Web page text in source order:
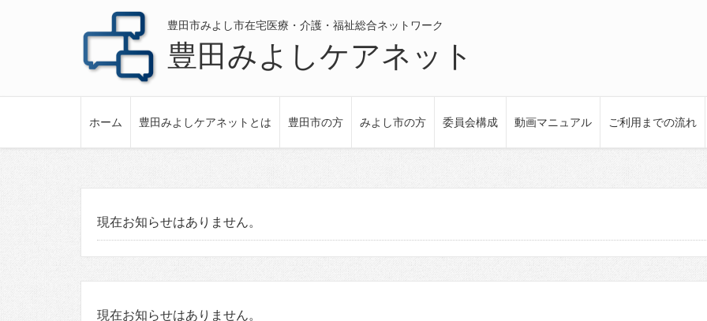
豊田市みよし市在宅医療・介護・福祉総合ネットワーク
豊田みよしケアネット
ホーム 豊田みよしケアネットとは 豊田市の方 みよし市の方 委員会構成 動画マニュアル ご利用までの流れ
現在お知らせはありません。
現在お知らせはありません。